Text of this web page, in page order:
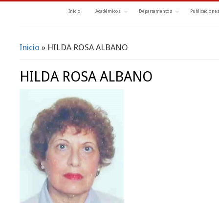
Inicio Académicos Departamentos Publicaciones
Se encuentra usted aquí
Inicio » HILDA ROSA ALBANO
HILDA ROSA ALBANO